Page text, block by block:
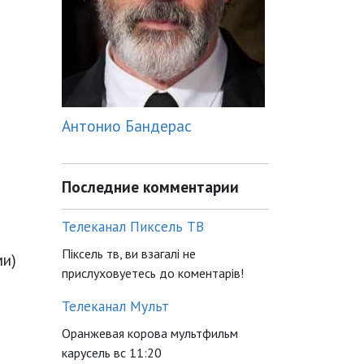
Антонио Бандерас
Последние комментарии
Телеканал Пиксель ТВ
Піксель тв, ви взагалі не
прислуховуетесь до коментарів!
Телеканал Мульт
Оранжевая корова мультфильм
карусель вс 11:20